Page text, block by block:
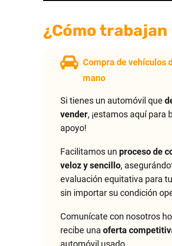
¿Cómo trabajan
Compra de vehículos
mano
Si tienes un automóvil que
vender, ¡estamos aquí para
apoyo!
Facilitamos un proceso de
veloz y sencillo,
evaluación equitativa para
sin importar su condición
Comunícate con nosotros
recibe unaoferta
automóvil usado.